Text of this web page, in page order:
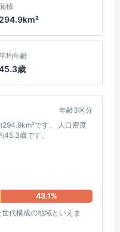
積
294.9km²
均年齢
歳
年齢3区分
です。 人口密度
45.3歳です。
43.1%
代構成の地域といえま